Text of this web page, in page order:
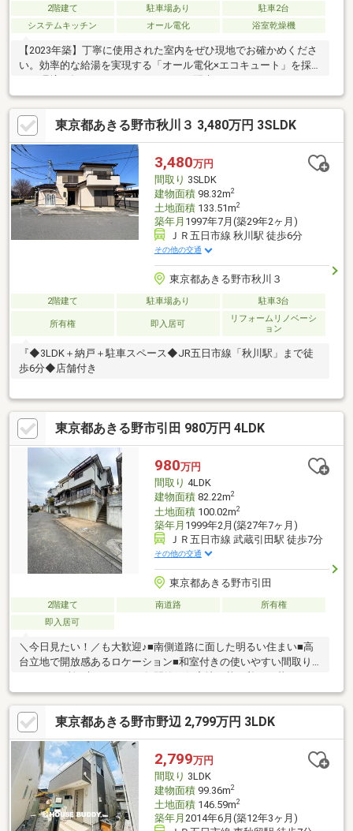
2階建て 駐車場あり
駐車2台
システムキッチン
オール電化 浴室乾燥機
【2023年築】丁寧に使用された室内をぜひ現地でお確かめくださ
い。効率的な給湯を実現する「オール電化×エコキュート」を採用
ーは火を使わず、お子様とのお料理も安心です。下がり天井が映
えるLDKは、隣接する洋室と繋げばより開放的な空間に。キッチ
ンからリビング全体が見渡せ、家事をしながらお子様を見守れま
す。SICや備え付け食器棚など、動線上の収納が日々の家事をサポ
ート。並列2台駐車可能なスペースは、送迎や買い物帰りもスムー
ズです。子育て世帯に配慮された周辺環境も魅力の一軒です。
東京都あきる野市秋川３ 3,480万円 3SLDK
3,480万円
間取り 3SLDK
建物面積98.32m2
土地面積133.51m2
築年月 1997年7月(築29年2ヶ月)
ＪＲ五日市線 秋川駅 徒歩6分
その他の交通
東京都あきる野市秋川３
2階建て 駐車場あり 駐車3台
所有権 即入居可
リフォームリノベーシ
ョン
『◆3LDK＋納戸＋駐車スペース◆JR五日市線「秋川駅」まで徒
歩6分◆店舗付き
東京都あきる野市引田 980万円 4LDK
980万円
間取り 4LDK
建物面積82.22m2
土地面積100.02m2
築年月 1999年2月(築27年7ヶ月)
ＪＲ五日市線 武蔵引田駅 徒歩7分
その他の交通
東京都あきる野市引田
2階建て 南道路
所有権
即入居可
＼今日見たい！／も大歓迎♪■南側道路に面した明るい住まい■高
台立地で開放感あるロケーション■和室付きの使いやすい間取り■
東京都あきる野市野辺 2,799万円 3LDK
2,799万円
間取り 3LDK
建物面積99.36m2
土地面積146.59m2
築年月 2014年6月(築12年3ヶ月)